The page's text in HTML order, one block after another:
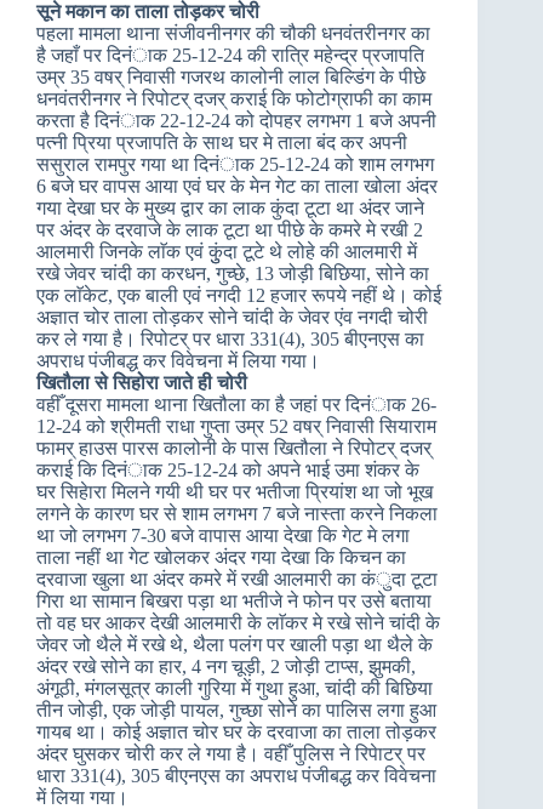
सूने मकान का ताला तोड़कर चोरी
पहला मामला थाना संजीवनीनगर की चौकी धनवंतरीनगर का
है जहाँ पर दिनंाक 25-12-24 की रात्रि महेन्द्र प्रजापति
उम्र 35 वषर् निवासी गजरथ कालोनी लाल बिल्डिंग के पीछे
धनवंतरीनगर ने रिपोटर् दजर् कराई कि फोटोग्राफी का काम
करता है दिनंाक 22-12-24 को दोपहर लगभग 1 बजे अपनी
पत्नी प्रिया प्रजापति के साथ घर मे ताला बंद कर अपनी
ससुराल रामपुर गया था दिनंाक 25-12-24 को शाम लगभग
6 बजे घर वापस आया एवं घर के मेन गेट का ताला खोला अंदर
गया देखा घर के मुख्य द्वार का लाक कुंदा टूटा था अंदर जाने
पर अंदर के दरवाजे के लाक टूटा था पीछे के कमरे मे रखी 2
आलमारी जिनके लाॅक एवं कुुंदा टूटे थे लोहे की आलमारी में
रखे जेवर चांदी का करधन, गुच्छे, 13 जोड़ी बिछिया, सोने का
एक लाॅकेट, एक बाली एवं नगदी 12 हजार रूपये नहीं थे। कोई
अज्ञात चोर ताला तोड़कर सोने चांदी के जेवर एंव नगदी चोरी
कर ले गया है। रिपोटर् पर धारा 331(4), 305 बीएनएस का
अपराध पंजीबद्ध कर विवेचना में लिया गया।
खितौला से सिहोरा जाते ही चोरी
वहीँ दूसरा मामला थाना खितौला का है जहां पर दिनंाक 26-
12-24 को श्रीमती राधा गुप्ता उम्र 52 वषर् निवासी सियाराम
फामर् हाउस पारस कालोनी के पास खितौला ने रिपोटर् दजर्
कराई कि दिनंाक 25-12-24 को अपने भाई उमा शंकर के
घर सिहेारा मिलने गयी थी घर पर भतीजा प्रियांश था जो भूख
लगने के कारण घर से शाम लगभग 7 बजे नास्ता करने निकला
था जो लगभग 7-30 बजे वापास आया देखा कि गेट मे लगा
ताला नहीं था गेट खोलकर अंदर गया देखा कि किचन का
दरवाजा खुला था अंदर कमरे में रखी आलमारी का कंुदा टूटा
गिरा था सामान बिखरा पड़ा था भतीजे ने फोन पर उसे बताया
तो वह घर आकर देखी आलमारी के लाॅकर मे रखे सोने चांदी के
जेवर जो थैले में रखे थे, थैला पलंग पर खाली पड़ा था थैले के
अंदर रखे सोने का हार, 4 नग चूड़ी, 2 जोड़ी टाप्स, झुमकी,
अंगूठी, मंगलसूत्र काली गुरिया में गुथा हुआ, चांदी की बिछिया
तीन जोड़ी, एक जोड़ी पायल, गुच्छा सोने का पालिस लगा हुआ
गायब था। कोई अज्ञात चोर घर के दरवाजा का ताला तोड़कर
अंदर घुसकर चोरी कर ले गया है। वहीँ पुलिस ने रिपेाटर् पर
धारा 331(4), 305 बीएनएस का अपराध पंजीबद्ध कर विवेचना
में लिया गया।